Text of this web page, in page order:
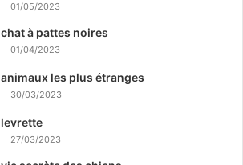
01/05/2023
chat à pattes noires
01/04/2023
animaux les plus étranges
30/03/2023
levrette
27/03/2023